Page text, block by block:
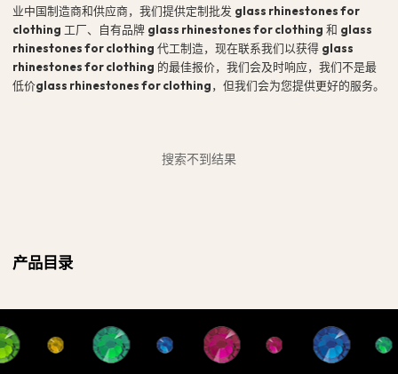
业中国制造商和供应商，我们提供定制批发 glass rhinestones for
clothing 工厂、自有品牌 glass rhinestones for clothing 和 glass
rhinestones for clothing 代工制造，现在联系我们以获得 glass
rhinestones for clothing 的最佳报价，我们会及时响应，我们不是最
低价glass rhinestones for clothing，但我们会为您提供更好的服务。
搜索不到结果
产品目录